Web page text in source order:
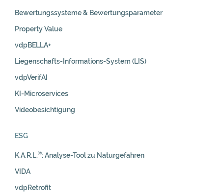
Bewertungssysteme & Bewertungsparameter
Property Value
vdpBELLA+
Liegenschafts-Informations-System (LIS)
vdpVerifAI
KI-Microservices
Videobesichtigung
ESG
K.A.R.L.®: Analyse-Tool zu Naturgefahren
VIDA
vdpRetrofit